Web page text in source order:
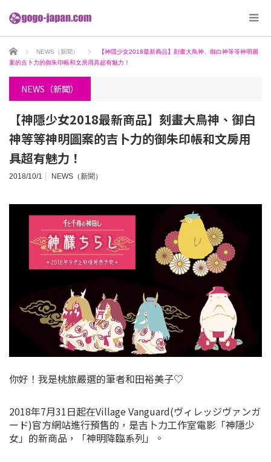
ホーム NEWS（新聞）
【神隱少女2018最新商品】刻畫大鳥神、御白神等等神明圖
案的吉卜力的御朱印帳和文房用具超有魅力！
NEWS（新聞）
【神隱少女2018最新商品】刻畫大鳥神、御白
神等等神明圖案的吉卜力的御朱印帳和文房用
具超有魅力！
2018/10/1 NEWS（新聞）
你好！我是桃旅嚴選的筆者和田裕美子♡
2018年7月31日起在Village Vanguard(ヴィレッジヴァンガ
ード)官方網站進行預售的，是吉卜力工作室電影「神隱少
女」的新商品，「神明降臨系列」。